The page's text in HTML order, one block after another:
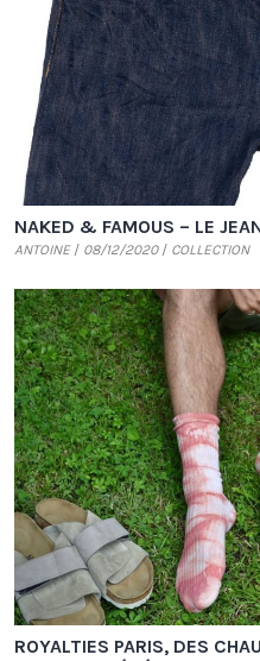
NAKED & FAMOUS – LE
ANTOINE 08/12/2020 COLLECTION
ROYALTIES PARIS, DES